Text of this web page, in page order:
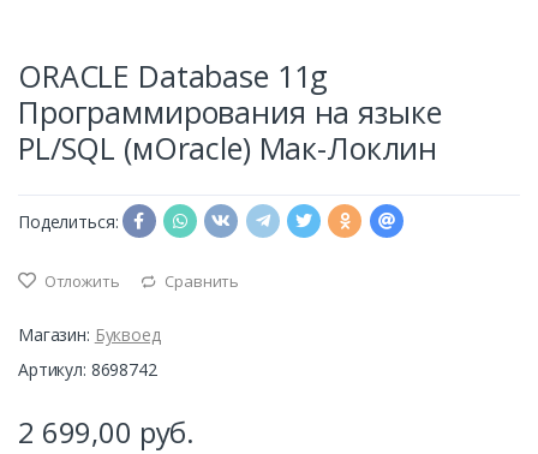
ORACLE Database 11g
Программирования на языке
PL/SQL (мOracle) Мак-Локлин
Поделиться:
Отложить Сравнить
Магазин: Буквоед
Артикул: 8698742
2 699,00 руб.